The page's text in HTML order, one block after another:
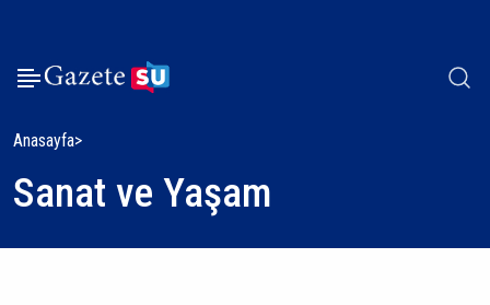
Anasayfa
Sanat ve Yaşam